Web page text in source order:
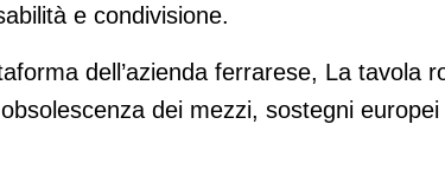
e condivisione.
dell’azienda ferrarese, La tavola
dei mezzi, sostegni europei